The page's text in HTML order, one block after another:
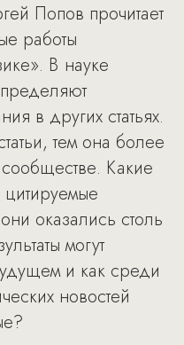
Попов прочитает
работы
В науке
в других статьях.
тем она более
Какие
оказались столь
могут
и как среди
новостей